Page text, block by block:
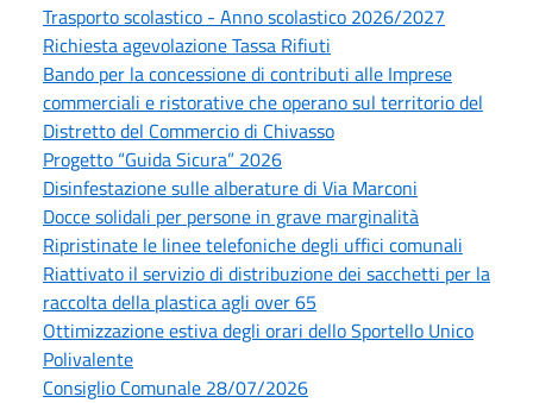
Trasporto scolastico - Anno scolastico 2026/2027
Richiesta agevolazione Tassa Rifiuti
Bando per la concessione di contributi alle Imprese
commerciali e ristorative che operano sul territorio del
Distretto del Commercio di Chivasso
Progetto “Guida Sicura” 2026
Disinfestazione sulle alberature di Via Marconi
Docce solidali per persone in grave marginalità
Ripristinate le linee telefoniche degli uffici comunali
Riattivato il servizio di distribuzione dei sacchetti per la
raccolta della plastica agli over 65
Ottimizzazione estiva degli orari dello Sportello Unico
Polivalente
Consiglio Comunale 28/07/2026